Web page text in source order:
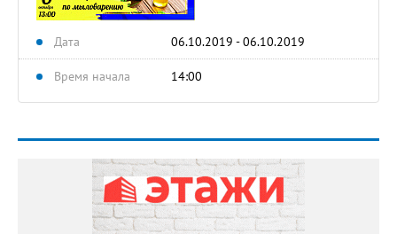
Дата 06.10.2019 - 06.10.2019
Время начала 14:00